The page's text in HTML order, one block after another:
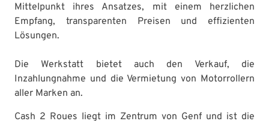
Mittelpunkt ihres Ansatzes, mit einem herzlichen
Empfang, transparenten Preisen und effizienten
Lösungen.
Die Werkstatt bietet auch den Verkauf, die
Inzahlungnahme und die Vermietung von Motorrollern
aller Marken an.
Cash 2 Roues liegt im Zentrum von Genf und ist die